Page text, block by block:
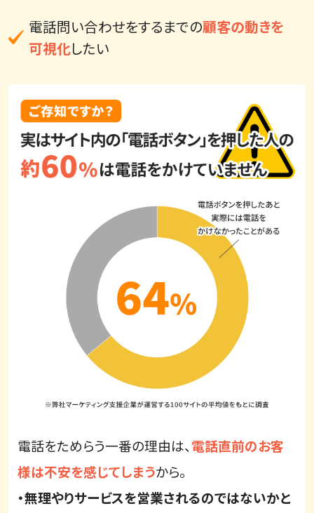
電話問い合わせをするまでの顧客の動きを
可視化したい
電話をためらう一番の理由は、電話直前のお客
様は不安を感じてしまうから。
・無理やりサービスを営業されるのではないかと